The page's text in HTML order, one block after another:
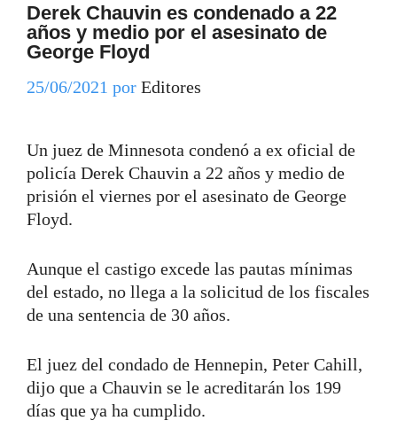
Derek Chauvin es condenado a 22
años y medio por el asesinato de
George Floyd
25/06/2021 por Editores
Un juez de Minnesota condenó a ex oficial de
policía Derek Chauvin a 22 años y medio de
prisión el viernes por el asesinato de George
Floyd.
Aunque el castigo excede las pautas mínimas
del estado, no llega a la solicitud de los fiscales
de una sentencia de 30 años.
El juez del condado de Hennepin, Peter Cahill,
dijo que a Chauvin se le acreditarán los 199
días que ya ha cumplido.